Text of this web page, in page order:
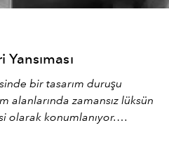
bir tasarım duruşu
alanlarında zamansız lüksün
olarak konumlanıyor.